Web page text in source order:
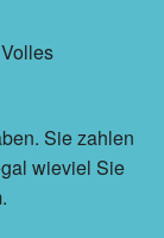
Sie zahlen
wieviel Sie